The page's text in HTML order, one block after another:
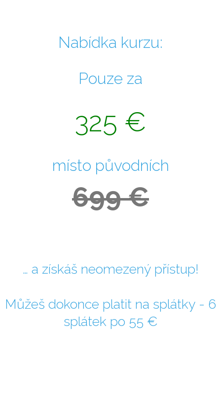
Nabídka kurzu:
Pouze za
325 €
místo původních
699 €
… a získáš neomezený přístup!
Můžeš dokonce platit na splátky - 6
splátek po 55 €